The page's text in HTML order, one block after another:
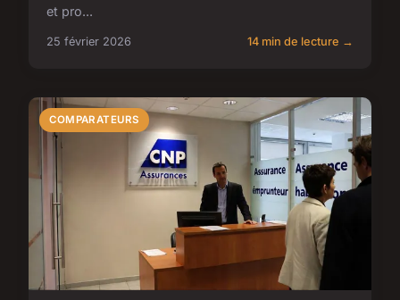
et pro...
25 février 2026 14 min de lecture →
COMPARATEURS